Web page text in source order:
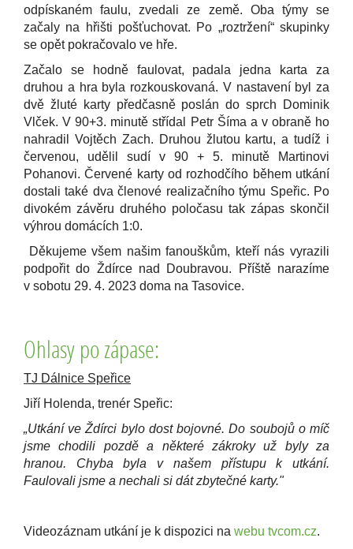
odpískaném faulu, zvedali ze země. Oba týmy se
začaly na hřišti pošťuchovat. Po „roztržení“ skupinky
se opět pokračovalo ve hře.
Začalo se hodně faulovat, padala jedna karta za
druhou a hra byla rozkouskovaná. V nastavení byl za
dvě žluté karty předčasně poslán do sprch Dominik
Vlček. V 90+3. minutě střídal Petr Šíma a v obraně ho
nahradil Vojtěch Zach. Druhou žlutou kartu, a tudíž i
červenou, udělil sudí v 90 + 5. minutě Martinovi
Pohanovi. Červené karty od rozhodčího během utkání
dostali také dva členové realizačního týmu Speřic. Po
divokém závěru druhého poločasu tak zápas skončil
výhrou domácích 1:0.
Děkujeme všem našim fanouškům, kteří nás vyrazili
podpořit do Ždírce nad Doubravou. Příště narazíme
v sobotu 29. 4. 2023 doma na Tasovice.
Ohlasy po zápase:
TJ Dálnice Speřice
Jiří Holenda, trenér Speřic:
„Utkání ve Ždírci bylo dost bojovné. Do soubojů o míč
jsme chodili pozdě a některé zákroky už byly za
hranou. Chyba byla v našem přístupu k utkání.
Faulovali jsme a nechali si dát zbytečné karty."
Videozáznam utkání je k dispozici na webu tvcom.cz.